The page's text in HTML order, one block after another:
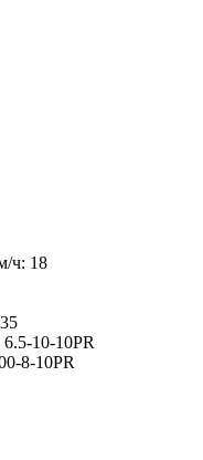
ч: 18
6.5-10-10PR
8-10PR